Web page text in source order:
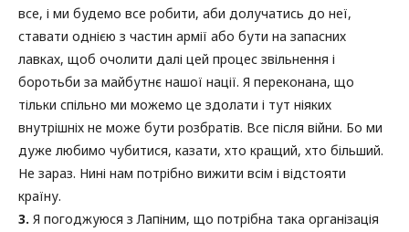
все, і ми будемо все робити, аби долучатись до неї,
ставати однією з частин армії або бути на запасних
лавках, щоб очолити далі цей процес звільнення і
боротьби за майбутнє нашої нації. Я переконана, що
тільки спільно ми можемо це здолати і тут ніяких
внутрішніх не може бути розбратів. Все після війни. Бо ми
дуже любимо чубитися, казати, хто кращий, хто більший.
Не зараз. Нині нам потрібно вижити всім і відстояти
країну.
3. Я погоджуюся з Лапіним, що потрібна така організація